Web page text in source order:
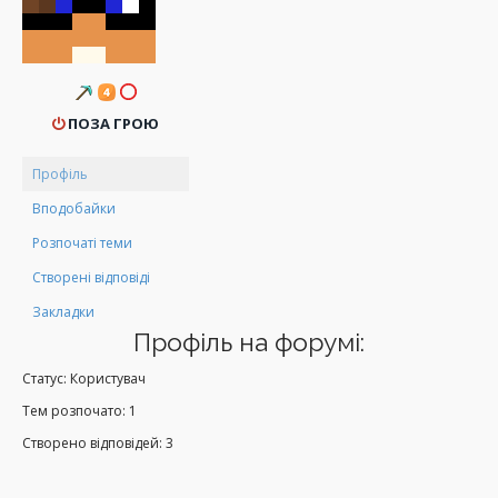
ПОЗА ГРОЮ
Профіль
Вподобайки
Розпочаті теми
Створені відповіді
Закладки
Профіль на форумі:
Статус: Користувач
Тем розпочато: 1
Створено відповідей: 3